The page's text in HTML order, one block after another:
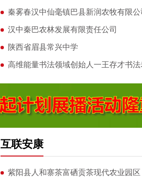
以“专精特新”为
径进行打造。园
秦雾春汉中仙毫镇巴县新润农牧有限公
汉中秦巴农林发展有限责任公司
陕西省眉县常兴中学
高维能量书法领域创始人一王存才书法
互联安康
紫阳县人和寨茶富硒贡茶现代农业园区